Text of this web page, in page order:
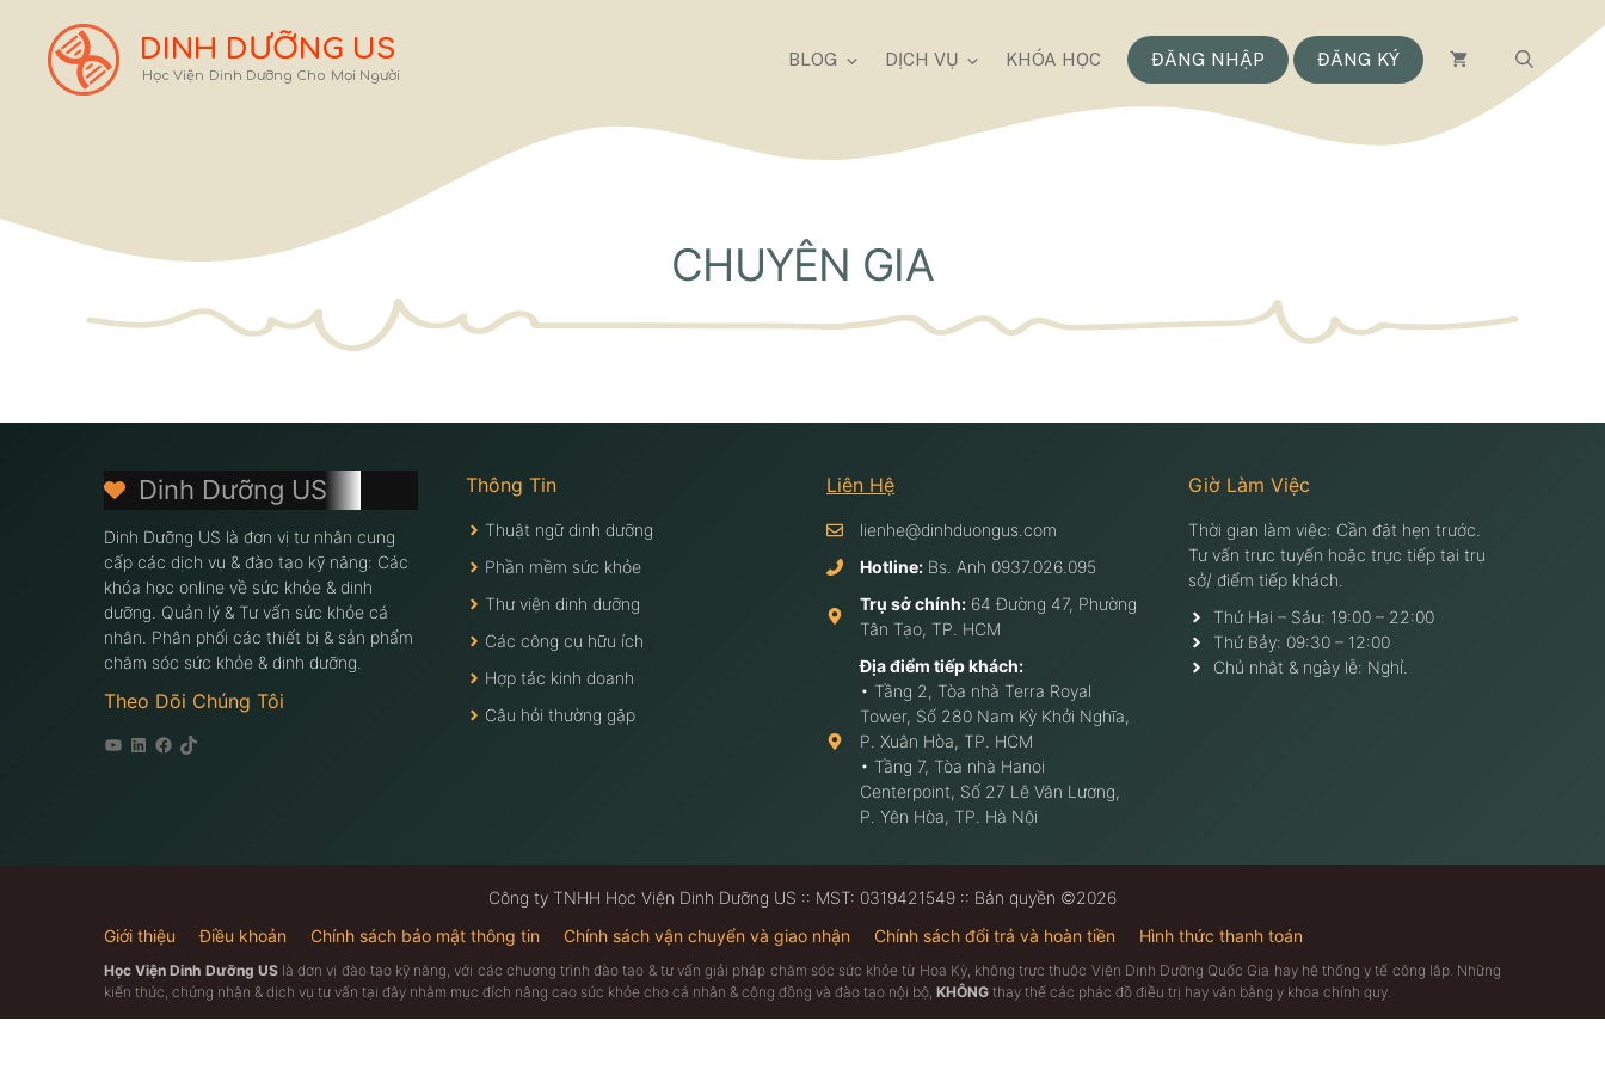
DINH DƯỠNG US
Học Viện Dinh Dưỡng Cho Mọi Người
BLOG DỊCH VỤ KHÓA HỌC ĐĂNG NHẬP ĐĂNG KÝ
CHUYÊN GIA
Dinh Dưỡng US
Dinh Dưỡng US là đơn vị tư nhân cung
cấp các dịch vụ & đào tạo kỹ năng: Các
khóa học online về sức khỏe & dinh
dưỡng. Quản lý & Tư vấn sức khỏe cá
nhân. Phân phối các thiết bị & sản phẩm
chăm sóc sức khỏe & dinh dưỡng.
Theo Dõi Chúng Tôi
Youtube
Linkedin
Facebook
Tiktok
Thông Tin
Thuật ngữ dinh dưỡng
Phần mềm sức khỏe
Thư viện dinh dưỡng
Các công cụ hữu ích
Hợp tác kinh doanh
Câu hỏi thường gặp
Liên Hệ
lienhe@dinhduongus.com
Hotline: Bs. Anh 0937.026.095
Trụ sở chính: 64 Đường 47, Phường
Tân Tạo, TP. HCM
Địa điểm tiếp khách:
• Tầng 2, Tòa nhà Terra Royal
Tower, Số 280 Nam Kỳ Khởi Nghĩa,
P. Xuân Hòa, TP. HCM
• Tầng 7, Tòa nhà Hanoi
Centerpoint, Số 27 Lê Văn Lương,
P. Yên Hòa, TP. Hà Nội
Giờ Làm Việc
Thời gian làm việc: Cần đặt hẹn trước.
Tư vấn trực tuyến hoặc trực tiếp tại trụ
sở/ điểm tiếp khách.
Thứ Hai – Sáu: 19:00 – 22:00
Thứ Bảy: 09:30 – 12:00
Chủ nhật & ngày lễ: Nghỉ.
Công ty TNHH Học Viện Dinh Dưỡng US :: MST: 0319421549 :: Bản quyền ©2026
Giới thiệu
Điều khoản Chính sách bảo mật thông tin Chính sách vận chuyển và giao nhận Chính sách đổi trả và hoàn tiền Hình thức thanh toán
Học Viện Dinh Dưỡng USlà dơn vị đào tạo kỹ năng, với các chương trình đào tạo & tư vấn giải pháp chăm sóc sức khỏe từ Hoa Kỳ, không trực thuộc Viện Dinh Dưỡng Quốc Gia hay hệ thống y tế công lập. Những
kiến thức, chứng nhận & dịch vụ tư vấn tại đây nhằm mục đích nâng cao sức khỏe cho cá nhân & cộng đồng và đào tạo nội bộ, KHÔNG thay thế các phác đồ điều trị hay văn bằng y khoa chính quy.